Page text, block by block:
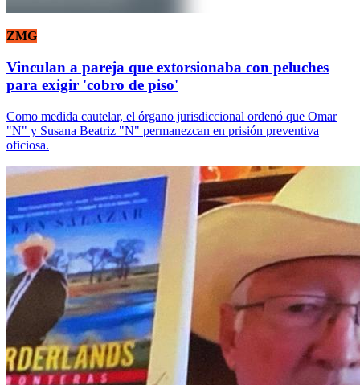
ZMG
Vinculan a pareja que extorsionaba con peluches
para exigir 'cobro de piso'
Como medida cautelar, el órgano jurisdiccional ordenó que Omar
"N" y Susana Beatriz "N" permanezcan en prisión preventiva
oficiosa.